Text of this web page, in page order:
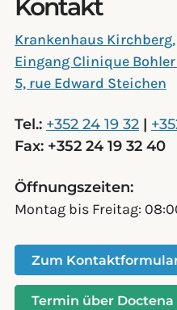
Kontakt
Krankenhaus Kirchberg,
Eingang Clinique Bohler
5, rue Edward Steichen
Tel.: +352 24 19 32|
Fax: +352 24 19 32 40
Öffnungszeiten:
Montag bis Freitag:
Zum
Termin über